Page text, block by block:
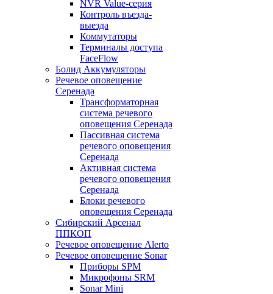
NVR Value-серия
Контроль въезда-
выезда
Коммутаторы
Терминалы доступа
FaceFlow
Болид Аккумуляторы
Речевое оповещение
Серенада
Трансформаторная
система речевого
оповещения Серенада
Пассивная система
речевого оповещения
Серенада
Активная система
речевого оповещения
Серенада
Блоки речевого
оповещения Серенада
Сибирский Арсенал
ППКОП
Речевое оповещение Alerto
Речевое оповещение Sonar
Приборы SPM
Микрофоны SRM
Sonar Mini